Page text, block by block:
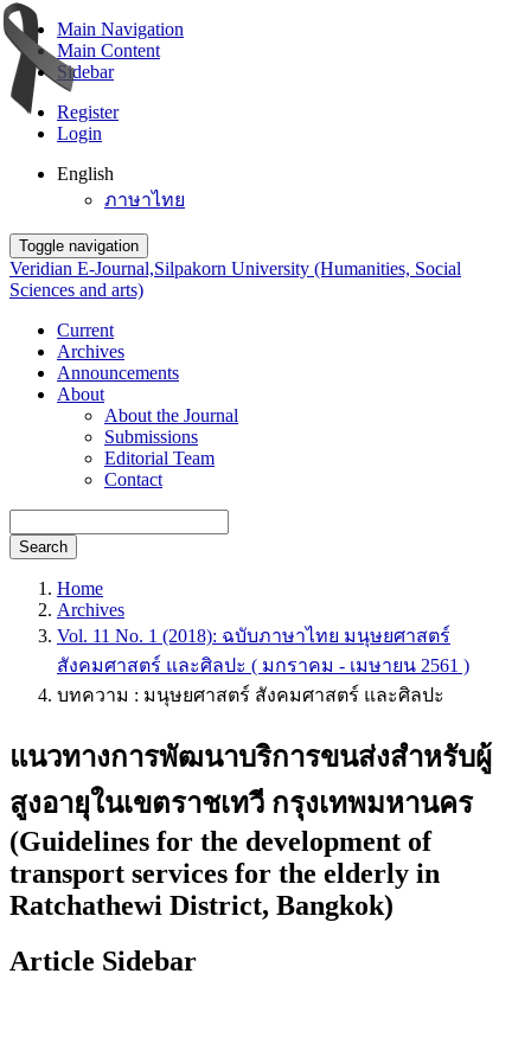
Main Navigation
Main Content
Sidebar
Register
Login
English
ภาษาไทย
Toggle navigation
Veridian E-Journal,Silpakorn University (Humanities, Social
Sciences and arts)
Current
Archives
Announcements
About
About the Journal
Submissions
Editorial Team
Contact
Search
Home
Archives
Vol. 11 No. 1 (2018): ฉบับภาษาไทย มนุษยศาสตร์
สังคมศาสตร์ และศิลปะ ( มกราคม - เมษายน 2561 )
บทความ : มนุษยศาสตร์ สังคมศาสตร์ และศิลปะ
แนวทางการพัฒนาบริการขนส่งสำหรับผู้
สูงอายุในเขตราชเทวี กรุงเทพมหานคร
(Guidelines for the development of
transport services for the elderly in
Ratchathewi District, Bangkok)
Article Sidebar